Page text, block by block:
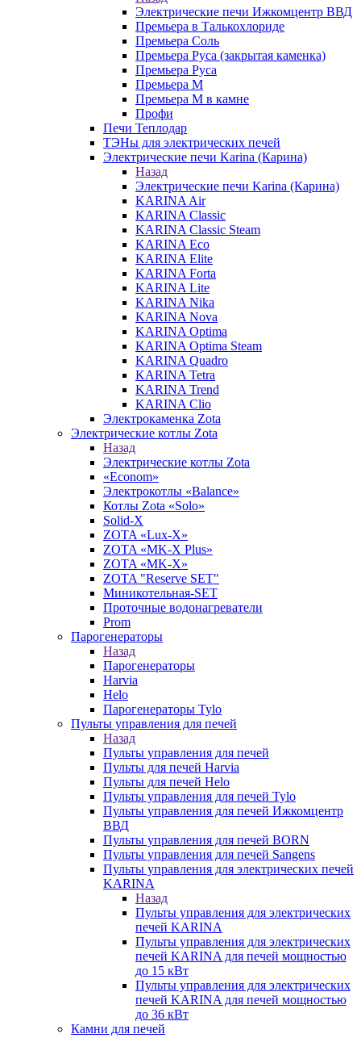
Электрические печи Ижкомцентр ВВД
Премьера в Талькохлориде
Премьера Cоль
Премьера Руса (закрытая каменка)
Премьера Руса
Премьера М
Премьера М в камне
Профи
Печи Теплодар
ТЭНы для электрических печей
Электрические печи Karina (Карина)
Назад
Электрические печи Karina (Карина)
KARINA Air
KARINA Classic
KARINA Classic Steam
KARINA Eco
KARINA Elite
KARINA Forta
KARINA Lite
KARINA Nika
KARINA Nova
KARINA Optima
KARINA Optima Steam
KARINA Quadro
KARINA Tetra
KARINA Trend
KARINA Clio
Электрокаменка Zota
Электрические котлы Zota
Назад
Электрические котлы Zota
«Econom»
Электрокотлы «Balance»
Котлы Zota «Solo»
Solid-X
ZOTA «Lux-X»
ZOTA «MK-X Plus»
ZOTA «MK-X»
ZOTA "Reserve SET"
Миникотельная-SET
Проточные водонагреватели
Prom
Парогенераторы
Назад
Парогенераторы
Harvia
Helo
Парогенераторы Tylo
Пульты управления для печей
Назад
Пульты управления для печей
Пульты для печей Harvia
Пульты для печей Helo
Пульты управления для печей Tylo
Пульты управления для печей Ижкомцентр
ВВД
Пульты управления для печей BORN
Пульты управления для печей Sangens
Пульты управления для электрических печей
KARINA
Назад
Пульты управления для электрических
печей KARINA
Пульты управления для электрических
печей KARINA для печей мощностью
до 15 кВт
Пульты управления для электрических
печей KARINA для печей мощностью
до 36 кВт
Камни для печей